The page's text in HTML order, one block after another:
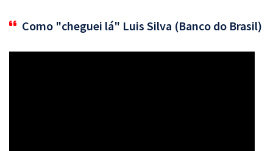
Como "cheguei lá" Luis Silva (Banco do Brasil)